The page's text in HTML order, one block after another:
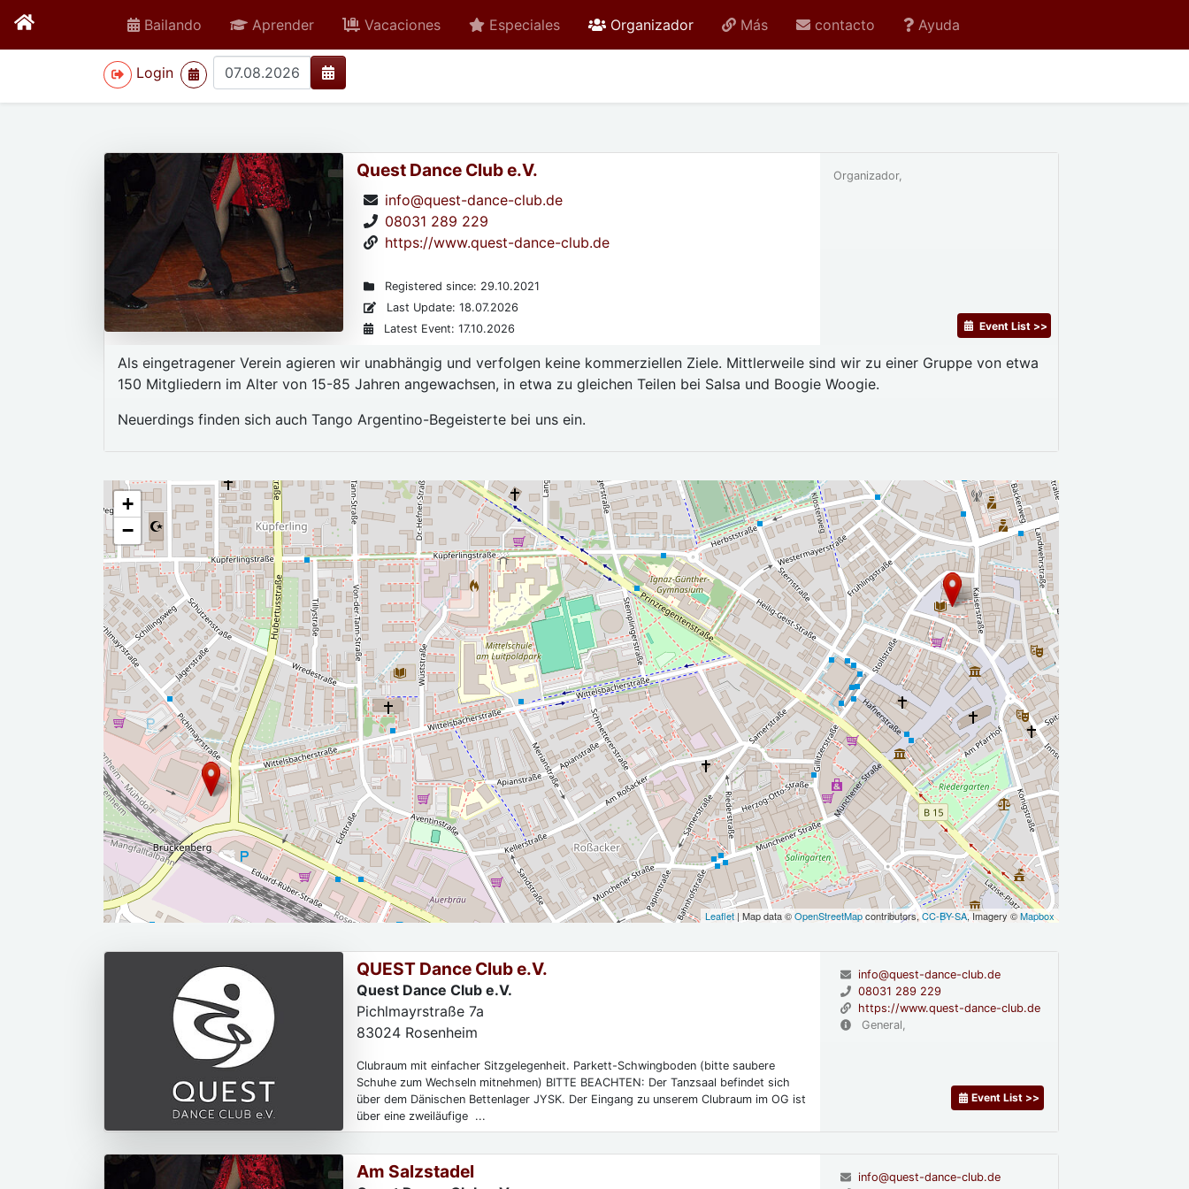
Bailando Aprender Vacaciones Especiales Organizadoractive Más contacto Ayuda
Login
>
Quest Dance Club e.V.
info@quest-dance-club.de
08031 289 229
https://www.quest-dance-club.de
Registered since: 29.10.2021
Last Update: 18.07.2026
Latest Event: 17.10.2026
Organizador,
Event List >>
Als eingetragener Verein agieren wir unabhängig und verfolgen keine kommerziellen Ziele. Mittlerweile sind wir zu einer Gruppe von etwa
150 Mitgliedern im Alter von 15-85 Jahren angewachsen, in etwa zu gleichen Teilen bei Salsa und Boogie Woogie.
Neuerdings finden sich auch Tango Argentino-Begeisterte bei uns ein.
+
−
Leaflet | Map data ©OpenStreetMapcontributors,CC-BY-SA, Imagery ©Mapbox
QUEST Dance Club e.V.
Quest Dance Club e.V.
Pichlmayrstraße 7a
83024 Rosenheim
Clubraum mit einfacher Sitzgelegenheit. Parkett-Schwingboden (bitte saubere
Schuhe zum Wechseln mitnehmen) BITTE BEACHTEN: Der Tanzsaal befindet sich
über dem Dänischen Bettenlager JYSK. Der Eingang zu unserem Clubraum im OG ist
über eine zweiläufige ...
info@quest-dance-club.de
08031 289 229
https://www.quest-dance-club.de
General,
Event List >>
Am Salzstadel
info@quest-dance-club.de